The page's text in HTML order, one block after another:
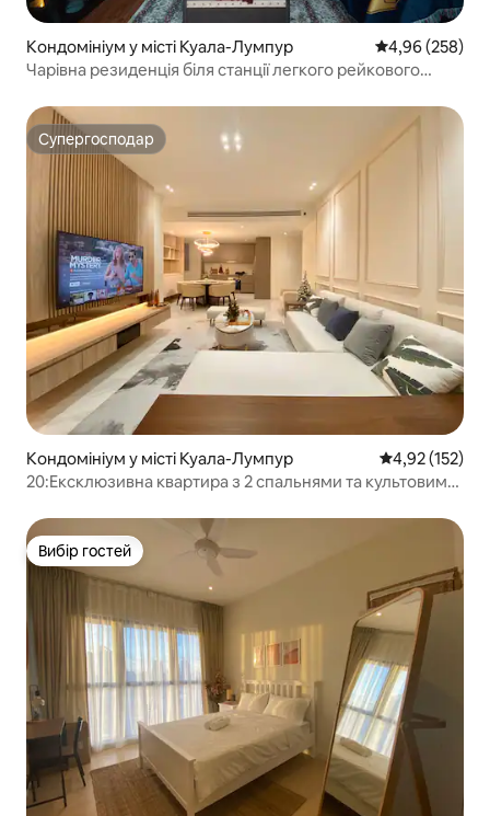
Кондомініум у місті Куала-Лумпур Середня
4,96 (258)
Чарівна резиденція біля станції легкого рейкового
Супергосподар
Супергосподар
Кондомініум у місті Куала-Лумпур Середня
4,92 (152)
20:Ексклюзивна квартира з 2 спальнями та культовим
Вибір гостей
Вибір гостей